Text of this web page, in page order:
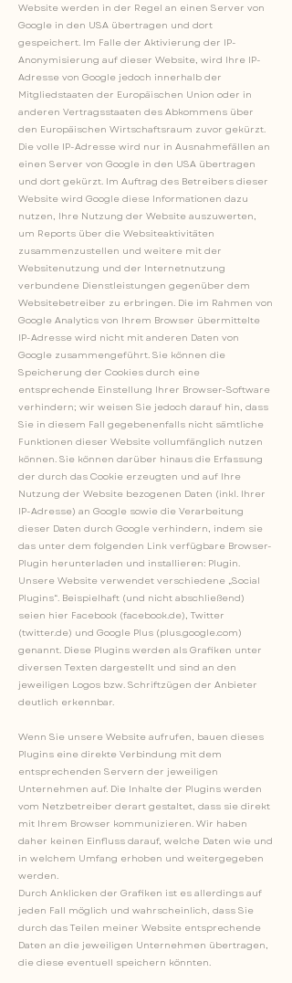
Website werden in der Regel an einen Server von
Google in den USA übertragen und dort
gespeichert. Im Falle der Aktivierung der IP-
Anonymisierung auf dieser Website, wird Ihre IP-
Adresse von Google jedoch innerhalb der
Mitgliedstaaten der Europäischen Union oder in
anderen Vertragsstaaten des Abkommens über
den Europäischen Wirtschaftsraum zuvor gekürzt.
Die volle IP-Adresse wird nur in Ausnahmefällen an
einen Server von Google in den USA übertragen
und dort gekürzt. Im Auftrag des Betreibers dieser
Website wird Google diese Informationen dazu
nutzen, Ihre Nutzung der Website auszuwerten,
um Reports über die Websiteaktivitäten
zusammenzustellen und weitere mit der
Websitenutzung und der Internetnutzung
verbundene Dienstleistungen gegenüber dem
Websitebetreiber zu erbringen. Die im Rahmen von
Google Analytics von Ihrem Browser übermittelte
IP-Adresse wird nicht mit anderen Daten von
Google zusammengeführt. Sie können die
Speicherung der Cookies durch eine
entsprechende Einstellung Ihrer Browser-Software
verhindern; wir weisen Sie jedoch darauf hin, dass
Sie in diesem Fall gegebenenfalls nicht sämtliche
Funktionen dieser Website vollumfänglich nutzen
können. Sie können darüber hinaus die Erfassung
der durch das Cookie erzeugten und auf Ihre
Nutzung der Website bezogenen Daten (inkl. Ihrer
IP-Adresse) an Google sowie die Verarbeitung
dieser Daten durch Google verhindern, indem sie
das unter dem folgenden Link verfügbare Browser-
Plugin herunterladen und installieren: Plugin.
Unsere Website verwendet verschiedene „Social
Plugins“. Beispielhaft (und nicht abschließend)
seien hier Facebook (facebook.de), Twitter
(twitter.de) und Google Plus (plus.google.com)
genannt. Diese Plugins werden als Grafiken unter
diversen Texten dargestellt und sind an den
jeweiligen Logos bzw. Schriftzügen der Anbieter
deutlich erkennbar.
Wenn Sie unsere Website aufrufen, bauen dieses
Plugins eine direkte Verbindung mit dem
entsprechenden Servern der jeweiligen
Unternehmen auf. Die Inhalte der Plugins werden
vom Netzbetreiber derart gestaltet, dass sie direkt
mit Ihrem Browser kommunizieren. Wir haben
daher keinen Einfluss darauf, welche Daten wie und
in welchem Umfang erhoben und weitergegeben
werden.
Durch Anklicken der Grafiken ist es allerdings auf
jeden Fall möglich und wahrscheinlich, dass Sie
durch das Teilen meiner Website entsprechende
Daten an die jeweiligen Unternehmen übertragen,
die diese eventuell speichern könnten.